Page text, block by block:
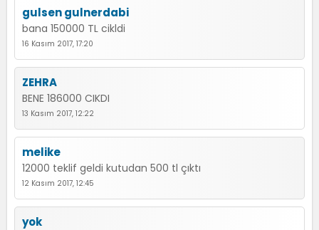
gulsen gulnerdabi
bana 150000 TL cikldi
16 Kasım 2017, 17:20
ZEHRA
BENE 186000 CIKDI
13 Kasım 2017, 12:22
melike
12000 teklif geldi kutudan 500 tl çıktı
12 Kasım 2017, 12:45
yok